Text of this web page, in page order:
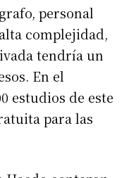
personal
complejidad,
tendría un
En el
estudios de este
para las